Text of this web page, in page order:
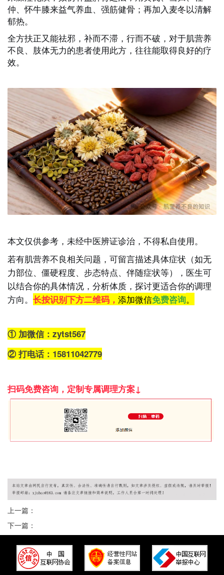
仲、怀牛膝来益气养血、强筋健骨；再加入麦冬以清解
郁热。
全方扶正又能祛邪，补而不滞，行而不破，对于肌营养
不良、肢体无力的患者使用此方，往往能取得良好的疗
效。
本文仅供参考，未经中医辨证诊治，不得私自使用。
若有肌营养不良相关问题，可留言描述具体症状（如无
力部位、僵硬程度、步态特点、伴随症状等），医生可
以结合你的具体情况，分析体质，探讨更适合你的调理
方向。 长按识别下方二维码， 添加微信免费咨询。
① 加微信：zytst567
② 打电话：15811042779
扫码免费咨询，定制专属调理方案↓
上一篇：
下一篇：